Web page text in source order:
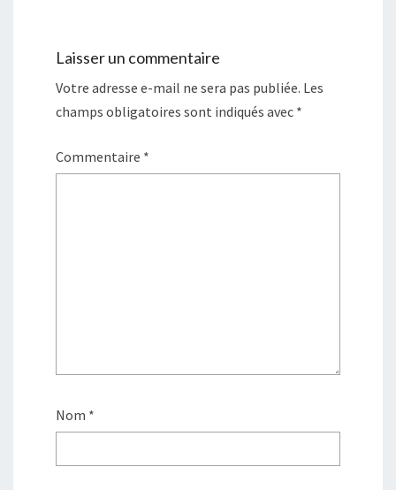
o
v
e
l
l
e
n
ê
n
u
v
e
l
f
e
n
Laisser un commentaire
Votre adresse e-mail ne sera pas publiée. Les
champs obligatoires sont indiqués avec *
Commentaire *
Nom *